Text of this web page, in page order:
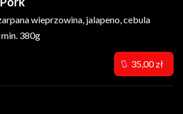
wieprzowina, jalapeno, cebula
min. 380g